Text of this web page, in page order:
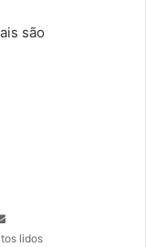
são
m lidos